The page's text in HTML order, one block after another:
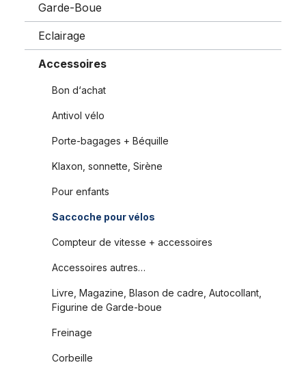
Garde-Boue
Eclairage
Accessoires
Bon d‘achat
Antivol vélo
Porte-bagages + Béquille
Klaxon, sonnette, Sirène
Pour enfants
Saccoche pour vélos
Compteur de vitesse + accessoires
Accessoires autres…
Livre, Magazine, Blason de cadre, Autocollant,
Figurine de Garde-boue
Freinage
Corbeille